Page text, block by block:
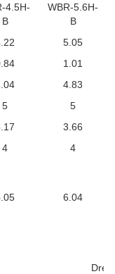
4.5H-
B
WBR-5.6H-
B
5.05
1.01
4.83
5
5
3.66
4
4
6.04